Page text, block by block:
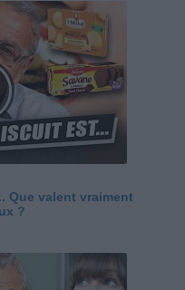
Que valent vraiment
?